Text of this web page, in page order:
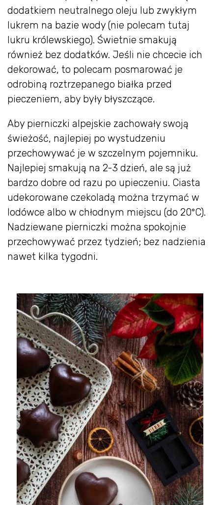
dodatkiem neutralnego oleju lub zwykłym
lukrem na bazie wody (nie polecam tutaj
lukru królewskiego). Świetnie smakują
również bez dodatków. Jeśli nie chcecie ich
dekorować, to polecam posmarować je
odrobiną roztrzepanego białka przed
pieczeniem, aby były błyszczące.
Aby pierniczki alpejskie zachowały swoją
świeżość, najlepiej po wystudzeniu
przechowywać je w szczelnym pojemniku.
Najlepiej smakują na 2-3 dzień, ale są już
bardzo dobre od razu po upieczeniu. Ciasta
udekorowane czekoladą można trzymać w
lodówce albo w chłodnym miejscu (do 20°C).
Nadziewane pierniczki można spokojnie
przechowywać przez tydzień; bez nadzienia
nawet kilka tygodni.